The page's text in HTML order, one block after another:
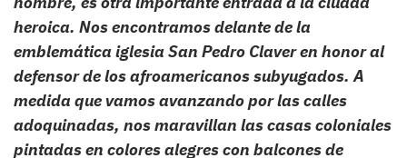
heroica. Nos encontramos delante de la
emblemática iglesia San Pedro Claver en honor al
defensor de los afroamericanos subyugados. A
medida que vamos avanzando por las calles
adoquinadas, nos maravillan las casas coloniales
pintadas en colores alegres con balcones de